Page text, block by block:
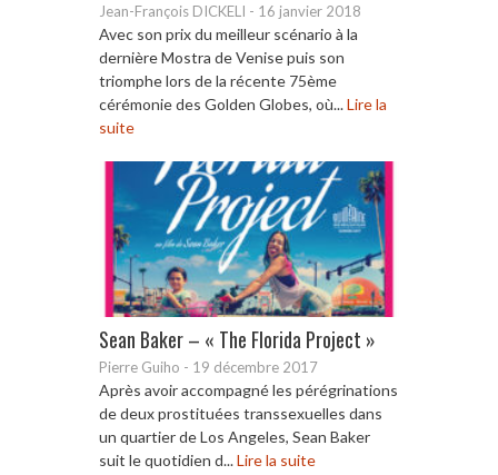
Jean-François DICKELI - 16 janvier 2018
Avec son prix du meilleur scénario à la
dernière Mostra de Venise puis son
triomphe lors de la récente 75ème
cérémonie des Golden Globes, où...Lire la
suite
Sean Baker – « The Florida Project »
Pierre Guiho - 19 décembre 2017
Après avoir accompagné les pérégrinations
de deux prostituées transsexuelles dans
un quartier de Los Angeles, Sean Baker
suit le quotidien d...Lire la suite